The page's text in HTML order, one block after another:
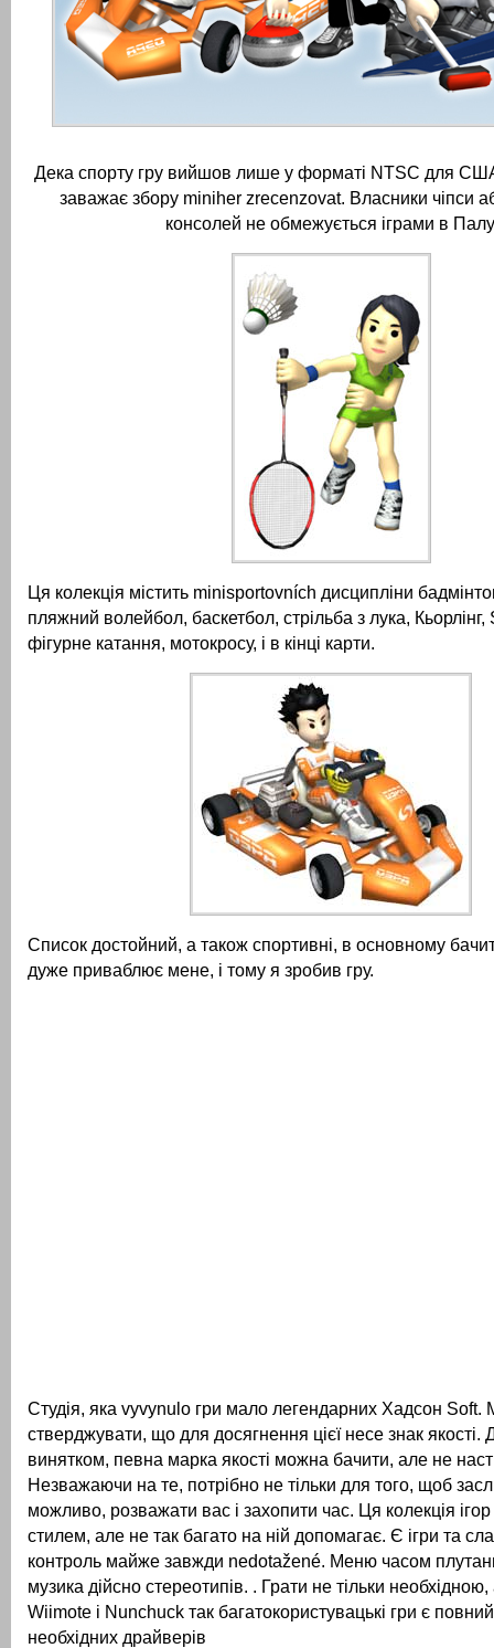
Дека спорту гру вийшов лише у форматі NTSC для
заважає збору miniher zrecenzovat. Власники чіпси
консолей не обмежується іграми в
Ця колекція містить minisportovních дисципліни
пляжний волейбол, баскетбол, стрільба з лука,
фігурне катання, мотокросу, і в кінці карти.
Список достойний, а також спортивні, в основному
дуже приваблює мене, і тому я зробив гру.
Студія, яка vyvynulo гри мало легендарних Хадсон Soft.
стверджувати, що для досягнення цієї несе знак якості.
винятком, певна марка якості можна бачити, але не
Незважаючи на те, потрібно не тільки для того, щоб
можливо, розважати вас і захопити час. Ця колекція
стилем, але не так багато на ній допомагає. Є ігри та
контроль майже завжди nedotažené. Меню часом
музика дійсно стереотипів. . Грати не тільки
Wiimote і Nunchuck так багатокористувацькі гри є
необхідних драйверів